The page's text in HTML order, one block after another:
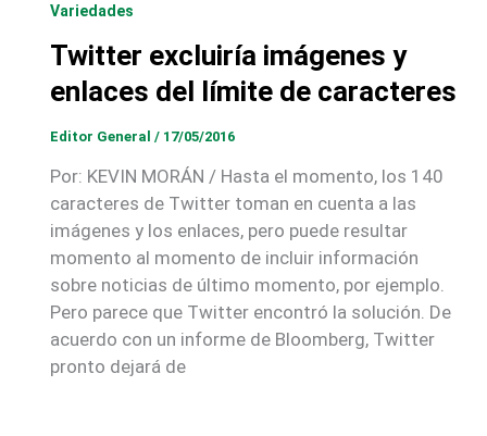
Variedades
Twitter excluiría imágenes y
enlaces del límite de caracteres
Editor General / 17/05/2016
Por: KEVIN MORÁN / Hasta el momento, los 140
caracteres de Twitter toman en cuenta a las
imágenes y los enlaces, pero puede resultar
momento al momento de incluir información
sobre noticias de último momento, por ejemplo.
Pero parece que Twitter encontró la solución. De
acuerdo con un informe de Bloomberg, Twitter
pronto dejará de